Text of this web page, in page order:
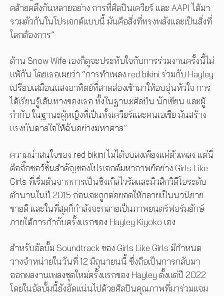
คล้ายคลึงกันหลายอย่าง การที่ศิลปินเควียร์ และ AAPI ได้มา
รวมตัวกันในโปรเจกต์แบบนี้ มันคือสิ่งที่ทรงพลังและเป็นสิ่งที่
โลกต้องการ”
ด้าน Snow Wife เองก็ดูจะประทับใจกับการร่วมงานครั้งนี้ไม่
แพ้กัน โดยเธอเผยว่า “การทำเพลง red bikini ร่วมกับ Hayley
เปรียบเสมือนแสงอาทิตย์ที่สาดส่องเข้ามาให้อบอุ่นหัวใจ การ
ได้เรียนรู้เส้นทางของเธอ ทั้งในฐานะศิลปิน นักเขียน และผู้
กำกับ ในฐานะผู้หญิงที่เป็นทั้งเควียร์และคนเอเชีย มันสร้าง
แรงบันดาลใจให้ฉันอย่างมหาศาล”
ความน่าสนใจของ red bikini ไม่ได้จบลงเพียงแค่ตัวเพลง แต่นี่
คือจิ๊กซอว์ชิ้นสำคัญของโปรเจกต์มหากาพย์อย่าง Girls Like
Girls ที่เริ่มต้นจากการเป็นซิงเกิลไวรัลและมิวสิกวิดีโอระดับ
ตำนานในปี 2015 ก่อนจะถูกต่อยอดให้กลายเป็นนวนิยาย
ขายดี และในที่สุดก็กำลังจะกลายเป็นภาพยนตร์ฟอร์มยักษ์
ภายใต้การกำกับครั้งแรกของ Hayley Kiyoko เอง
สำหรับอัลบั้ม Soundtrack ของ Girls Like Girls มีกำหนด
วางจำหน่ายในวันที่ 12 มิถุนายนนี้ ซึ่งถือเป็นการกลับมา
ออกผลงานเพลงชุดใหม่ครั้งแรกของ Hayley ตั้งแต่ปี 2022
โดยในอัลบั้มนี้ยังอัดแน่นไปด้วยศิลปินคุณภาพที่มาร่วมแจม